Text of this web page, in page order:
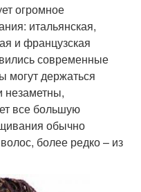
огромное
итальянская,
и французская
современные
могут держаться
незаметны,
все большую
обычно
более редко – из